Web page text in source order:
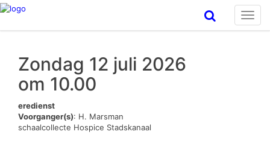
Zondag 12 juli 2026
om 10.00
eredienst
Voorganger(s): H. Marsman
schaalcollecte Hospice Stadskanaal